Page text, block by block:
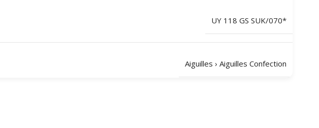
UY 118 GS SUK/070*
Aiguilles › Aiguilles Confection